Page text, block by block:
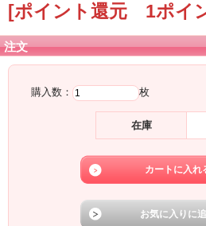
[ポイント還元 1ポイ
注文
購入数： 枚
在庫